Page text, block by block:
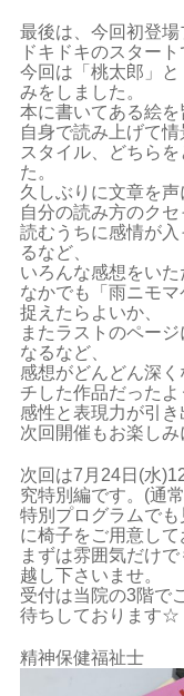
最後は、今回初登場
ドキドキのスタート
今回は「桃太郎」
みをしました。
本に書いてある絵を
自身で読み上げて
スタイル、どちら
た。
久しぶりに文章を声
自分の読み方のクセ
読むうちに感情が
るなど、
いろんな感想をいた
なかでも「雨ニモ
捉えたらよいか、
またラストのペー
なるなど、
感想がどんどん深く
チした作品だったよ
感性と表現力が引き
次回開催もお楽しみ
次回は7月24日(水
究特別編です。(通
特別プログラムで
に椅子をご用意して
まずは雰囲気だけ
越し下さいませ。
受付は当院の3階で
待ちしております☆
精神保健福祉士